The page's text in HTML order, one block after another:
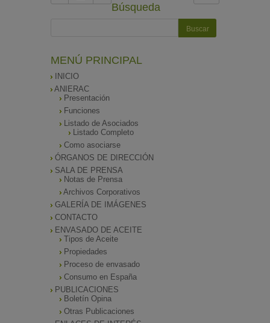
Búsqueda
MENÚ PRINCIPAL
INICIO
ANIERAC
Presentación
Funciones
Listado de Asociados
Listado Completo
Como asociarse
ÓRGANOS DE DIRECCIÓN
SALA DE PRENSA
Notas de Prensa
Archivos Corporativos
GALERÍA DE IMÁGENES
CONTACTO
ENVASADO DE ACEITE
Tipos de Aceite
Propiedades
Proceso de envasado
Consumo en España
PUBLICACIONES
Boletín Opina
Otras Publicaciones